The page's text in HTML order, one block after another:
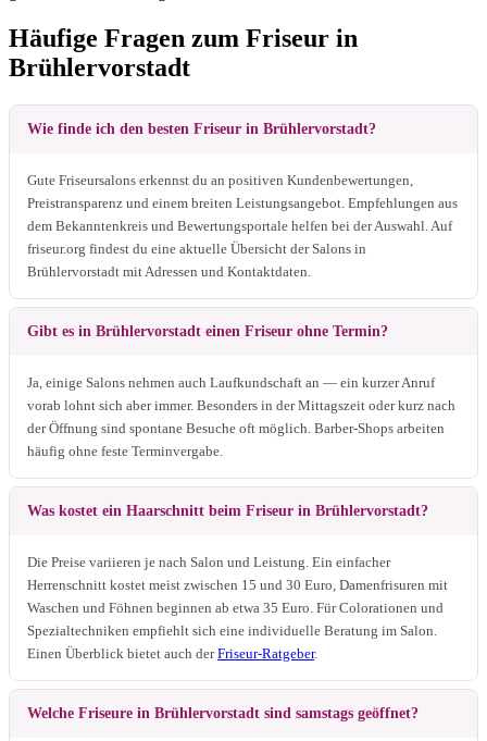
Häufige Fragen zum Friseur in
Brühlervorstadt
Wie finde ich den besten Friseur in Brühlervorstadt?
Gute Friseursalons erkennst du an positiven Kundenbewertungen,
Preistransparenz und einem breiten Leistungsangebot. Empfehlungen aus
dem Bekanntenkreis und Bewertungsportale helfen bei der Auswahl. Auf
friseur.org findest du eine aktuelle Übersicht der Salons in
Brühlervorstadt mit Adressen und Kontaktdaten.
Gibt es in Brühlervorstadt einen Friseur ohne Termin?
Ja, einige Salons nehmen auch Laufkundschaft an — ein kurzer Anruf
vorab lohnt sich aber immer. Besonders in der Mittagszeit oder kurz nach
der Öffnung sind spontane Besuche oft möglich. Barber-Shops arbeiten
häufig ohne feste Terminvergabe.
Was kostet ein Haarschnitt beim Friseur in Brühlervorstadt?
Die Preise variieren je nach Salon und Leistung. Ein einfacher
Herrenschnitt kostet meist zwischen 15 und 30 Euro, Damenfrisuren mit
Waschen und Föhnen beginnen ab etwa 35 Euro. Für Colorationen und
Spezialtechniken empfiehlt sich eine individuelle Beratung im Salon.
Einen Überblick bietet auch derFriseur-Ratgeber.
Welche Friseure in Brühlervorstadt sind samstags geöffnet?